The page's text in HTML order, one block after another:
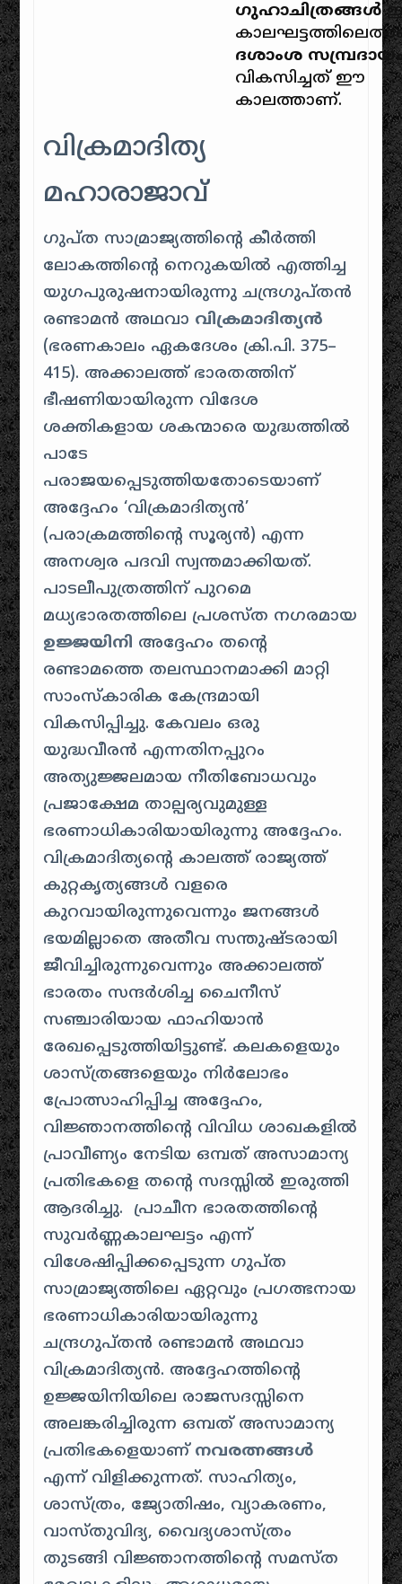
ഗുഹാചിത്രങ്ങൾ
ദശാംശ
വികസിച്ചത് ഈ
കാലത്താണ്.
വിക്രമാദിത്യ
മഹാരാജാവ്
ഗുപ്ത സാമ്രാജ്യത്തിന്റെ കീർത്തി
ലോകത്തിന്റെ നെറുകയിൽ എത്തിച്ച
യുഗപുരുഷനായിരുന്നു ചന്ദ്രഗുപ്തൻ
രണ്ടാമൻ അഥവാ വിക്രമാദിത്യൻ
(ഭരണകാലം ഏകദേശം ക്രി.പി. 375–
415). അക്കാലത്ത് ഭാരതത്തിന്
ഭീഷണിയായിരുന്ന വിദേശ
ശക്തികളായ ശകന്മാരെ യുദ്ധത്തിൽ
പാടേ
പരാജയപ്പെടുത്തിയതോടെയാണ്
അദ്ദേഹം ‘വിക്രമാദിത്യൻ’
(പരാക്രമത്തിന്റെ സൂര്യൻ) എന്ന
അനശ്വര പദവി സ്വന്തമാക്കിയത്.
പാടലീപുത്രത്തിന് പുറമെ
മധ്യഭാരതത്തിലെ പ്രശസ്ത നഗരമായ
ഉജ്ജയിനി അദ്ദേഹം തന്റെ
രണ്ടാമത്തെ തലസ്ഥാനമാക്കി മാറ്റി
സാംസ്കാരിക കേന്ദ്രമായി
വികസിപ്പിച്ചു. കേവലം ഒരു
യുദ്ധവീരൻ എന്നതിനപ്പുറം
അത്യുജ്ജലമായ നീതിബോധവും
പ്രജാക്ഷേമ താല്പര്യവുമുള്ള
ഭരണാധികാരിയായിരുന്നു അദ്ദേഹം.
വിക്രമാദിത്യന്റെ കാലത്ത് രാജ്യത്ത്
കുറ്റകൃത്യങ്ങൾ വളരെ
കുറവായിരുന്നുവെന്നും ജനങ്ങൾ
ഭയമില്ലാതെ അതീവ സന്തുഷ്ടരായി
ജീവിച്ചിരുന്നുവെന്നും അക്കാലത്ത്
ഭാരതം സന്ദർശിച്ച ചൈനീസ്
സഞ്ചാരിയായ ഫാഹിയാൻ
രേഖപ്പെടുത്തിയിട്ടുണ്ട്. കലകളെയും
ശാസ്ത്രങ്ങളെയും നിർലോഭം
പ്രോത്സാഹിപ്പിച്ച അദ്ദേഹം,
വിജ്ഞാനത്തിന്റെ വിവിധ ശാഖകളിൽ
പ്രാവീണ്യം നേടിയ ഒമ്പത് അസാമാന്യ
പ്രതിഭകളെ തന്റെ സദസ്സിൽ ഇരുത്തി
ആദരിച്ചു. പ്രാചീന ഭാരതത്തിന്റെ
സുവർണ്ണകാലഘട്ടം എന്ന്
വിശേഷിപ്പിക്കപ്പെടുന്ന ഗുപ്ത
സാമ്രാജ്യത്തിലെ ഏറ്റവും പ്രഗത്ഭനായ
ഭരണാധികാരിയായിരുന്നു
ചന്ദ്രഗുപ്തൻ രണ്ടാമൻ അഥവാ
വിക്രമാദിത്യൻ. അദ്ദേഹത്തിന്റെ
ഉജ്ജയിനിയിലെ രാജസദസ്സിനെ
അലങ്കരിച്ചിരുന്ന ഒമ്പത് അസാമാന്യ
പ്രതിഭകളെയാണ് നവരത്നങ്ങൾ
എന്ന് വിളിക്കുന്നത്. സാഹിത്യം,
ശാസ്ത്രം, ജ്യോതിഷം, വ്യാകരണം,
വാസ്തുവിദ്യ, വൈദ്യശാസ്ത്രം
തുടങ്ങി വിജ്ഞാനത്തിന്റെ സമസ്ത